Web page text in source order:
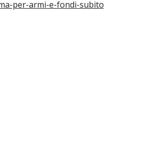
per-armi-e-fondi-subito